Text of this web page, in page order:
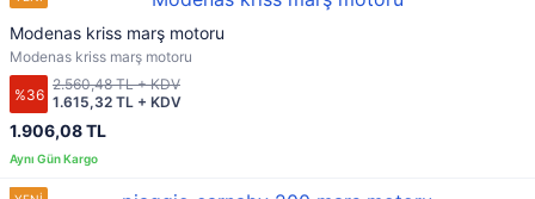
Modenas kriss marş motoru
Modenas kriss marş motoru
%36
1.906,08 TL
1.615,32 TL + KDV
2.560,48 TL + KDV